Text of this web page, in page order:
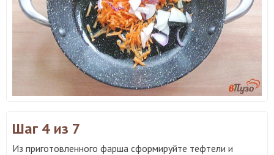
Шаг 4 из 7
Из приготовленного фарша сформируйте тефтели и